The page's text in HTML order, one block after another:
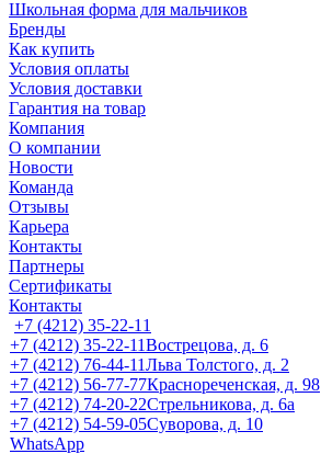
Школьная форма для мальчиков
Бренды
Как купить
Условия оплаты
Условия доставки
Гарантия на товар
Компания
О компании
Новости
Команда
Отзывы
Карьера
Контакты
Партнеры
Сертификаты
Контакты
+7 (4212) 35-22-11
+7 (4212) 35-22-11Вострецова, д. 6
+7 (4212) 76-44-11Льва Толстого, д. 2
+7 (4212) 56-77-77Краснореченская, д. 98
+7 (4212) 74-20-22Стрельникова, д. 6а
+7 (4212) 54-59-05Суворова, д. 10
WhatsApp